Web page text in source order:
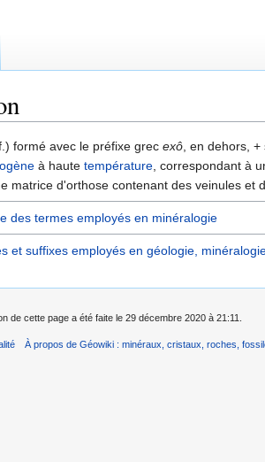
formé avec le préfixe grec exô, en dehors,
à haute température, correspondant à
matrice d'orthose contenant des veinules et
des termes employés en minéralogie
et suffixes employés en géologie,
de cette page a été faite le 29 décembre 2020 à 21:11.
À propos de Géowiki : minéraux, cristaux, roches,